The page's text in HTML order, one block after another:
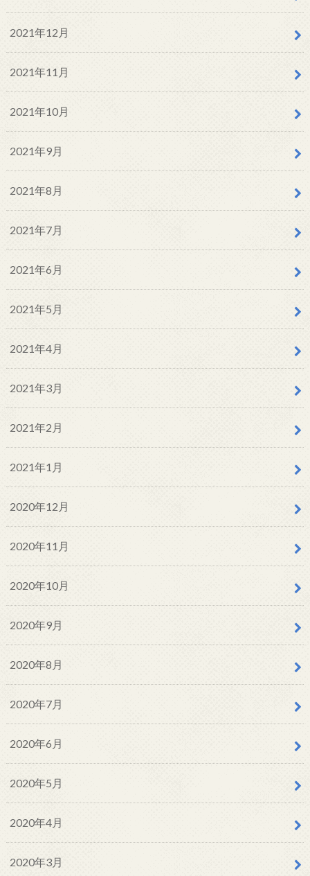
2021年12月
2021年11月
2021年10月
2021年9月
2021年8月
2021年7月
2021年6月
2021年5月
2021年4月
2021年3月
2021年2月
2021年1月
2020年12月
2020年11月
2020年10月
2020年9月
2020年8月
2020年7月
2020年6月
2020年5月
2020年4月
2020年3月